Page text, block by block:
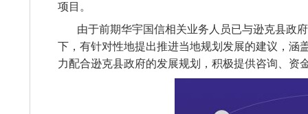
项目。
由于前期华宇国信相关业务人员已与逊克县政
下，有针对性地提出推进当地规划发展的建议，涵
力配合逊克县政府的发展规划，积极提供咨询、资